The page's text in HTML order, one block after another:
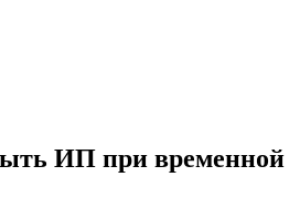
ИП при временной